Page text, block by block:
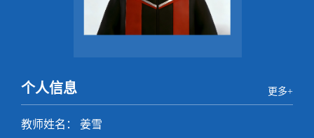
个人信息 更多+
教师姓名： 姜雪